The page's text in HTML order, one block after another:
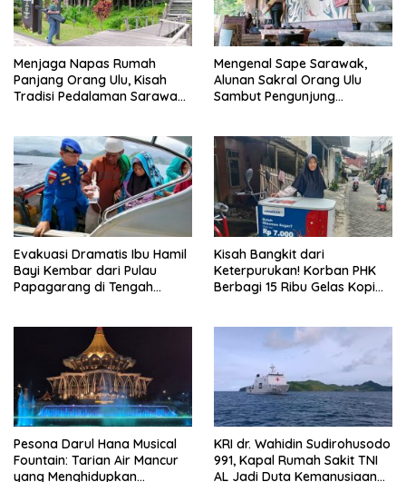
Menjaga Napas Rumah
Panjang Orang Ulu, Kisah
Tradisi Pedalaman Sarawak
Mengenal Sape Sarawak,
Alunan Sakral Orang Ulu
Sambut Pengunjung
Evakuasi Dramatis Ibu Hamil
Bayi Kembar dari Pulau
Papagarang di Tengah
Kisah Bangkit dari
Keterpurukan! Korban PHK
Berbagi 15 Ribu Gelas Kopi
Pesona Darul Hana Musical
Fountain: Tarian Air Mancur
yang Menghidupkan
KRI dr. Wahidin Sudirohusodo
991, Kapal Rumah Sakit TNI
AL Jadi Duta Kemanusiaan